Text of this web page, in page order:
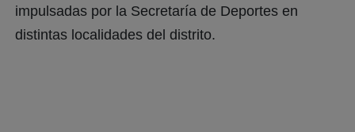
impulsadas por la Secretaría de Deportes en
distintas localidades del distrito.